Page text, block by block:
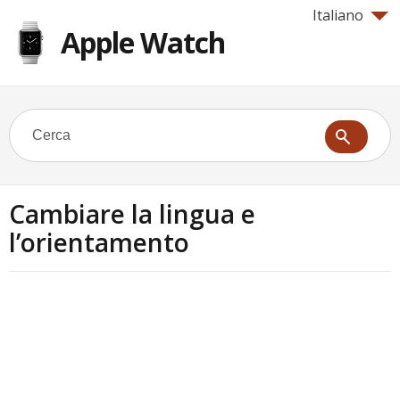
Italiano
Apple Watch
Cambiare la lingua e
l’orientamento